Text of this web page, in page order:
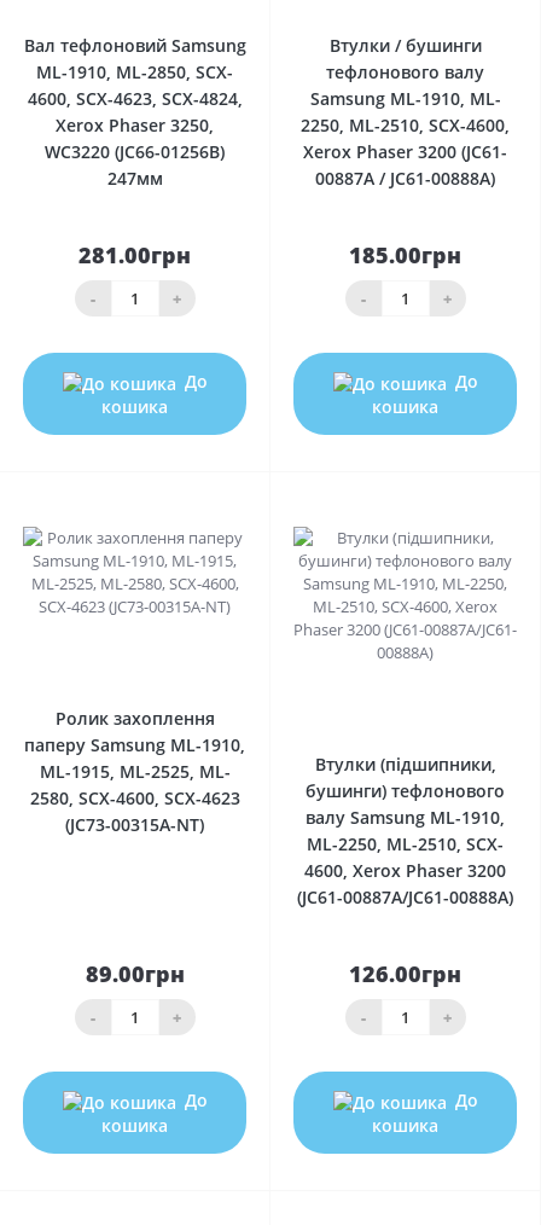
Вал тефлоновий Samsung
ML-1910, ML-2850, SCX-
4600, SCX-4623, SCX-4824,
Xerox Phaser 3250,
WC3220 (JC66-01256B)
247мм
281.00грн
- +
До
кошика
Втулки / бушинги
тефлонового валу
Samsung ML-1910, ML-
2250, ML-2510, SCX-4600,
Xerox Phaser 3200 (JC61-
00887A / JC61-00888A)
185.00грн
- +
До
кошика
Ролик захоплення
паперу Samsung ML-1910,
ML-1915, ML-2525, ML-
2580, SCX-4600, SCX-4623
(JC73-00315A-NT)
89.00грн
- +
До
кошика
Втулки (підшипники,
бушинги) тефлонового
валу Samsung ML-1910,
ML-2250, ML-2510, SCX-
4600, Xerox Phaser 3200
(JC61-00887A/JC61-00888A)
126.00грн
- +
До
кошика